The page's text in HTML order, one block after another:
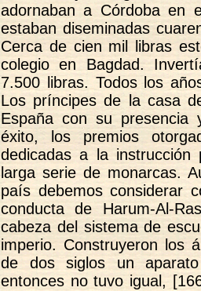
adornaban a Córdoba en
estaban diseminadas
Cerca de cien mil libras
colegio en Bagdad.
7.500 libras. Todos los
Los príncipes de la casa
España con su
éxito, los premios
dedicadas a la instrucción
larga serie de monarcas.
país debemos considerar
conducta de Harum-Al-
cabeza del sistema de
imperio. Construyeron los
de dos siglos un
entonces no tuvo igual,